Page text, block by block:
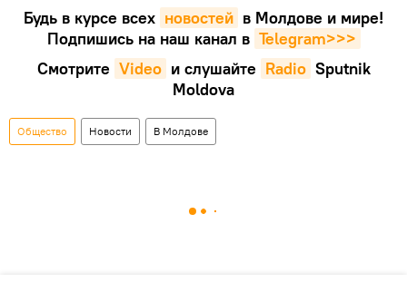
Будь в курсе всех новостей в Молдове и мире!
Подпишись на наш канал в Telegram>>>
Смотрите Video и слушайте Radio Sputnik
Moldova
Общество Новости В Молдове